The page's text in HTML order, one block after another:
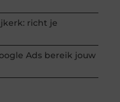
richt je
Ads bereik jouw